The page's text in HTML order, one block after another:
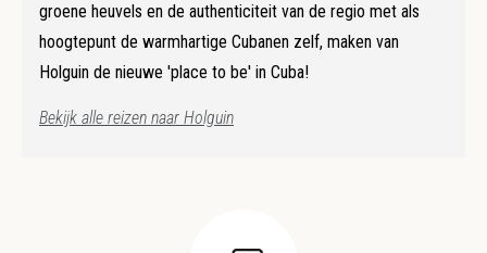
groene heuvels en de authenticiteit van de regio met als
hoogtepunt de warmhartige Cubanen zelf, maken van
Holguin de nieuwe 'place to be' in Cuba!
Bekijk alle reizen naar Holguin